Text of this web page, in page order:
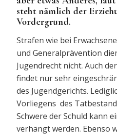
steht nämlich der
Vordergrund.
Strafen wie bei
und Generalprävention
Jugendrecht nicht. Auch
findet nur sehr
des Jugendgerichts.
Vorliegens des
Schwere der Schuld kann
verhängt werden. Ebenso